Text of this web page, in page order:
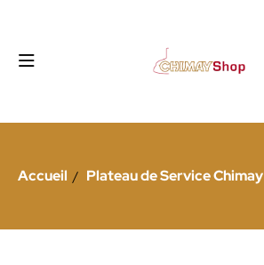
Accueil Plateau de Service Chimay